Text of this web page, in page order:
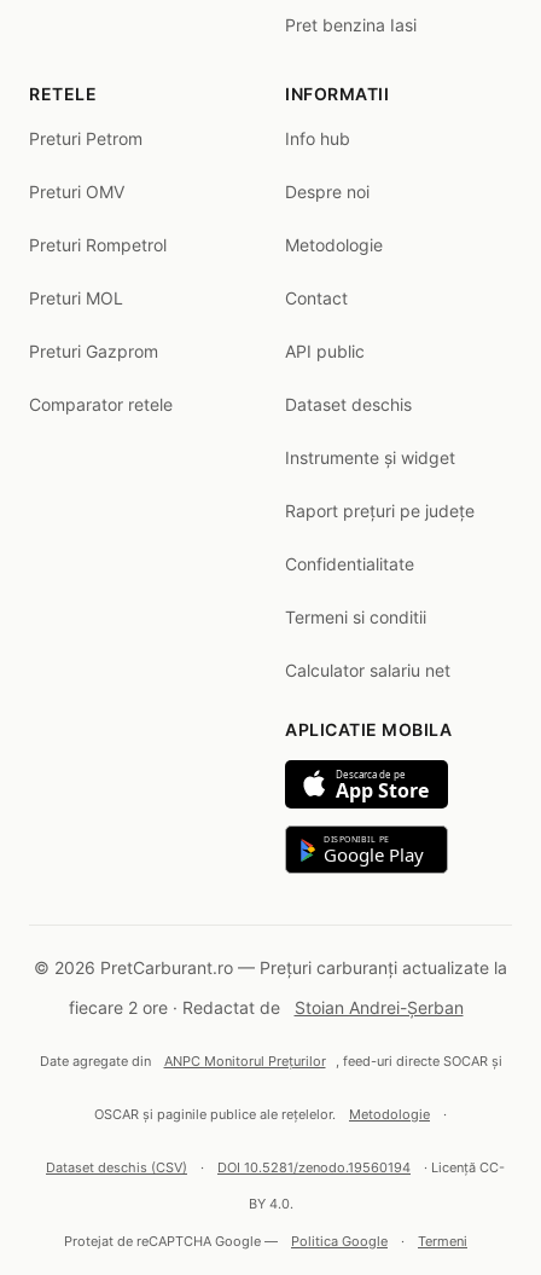
Pret benzina Iasi
RETELE
Preturi Petrom
Preturi OMV
Preturi Rompetrol
Preturi MOL
Preturi Gazprom
Comparator retele
INFORMATII
Info hub
Despre noi
Metodologie
Contact
API public
Dataset deschis
Instrumente și widget
Raport prețuri pe județe
Confidentialitate
Termeni si conditii
Calculator salariu net
APLICATIE MOBILA
Descarca de pe
App Store
DISPONIBIL PE
Google Play
© 2026 PretCarburant.ro — Prețuri carburanți actualizate la
fiecare 2 ore · Redactat de
Stoian Andrei-Șerban
Date agregate din ANPC Monitorul Prețurilor , feed-uri directe SOCAR și
OSCAR și paginile publice ale rețelelor. Metodologie ·
Dataset deschis (CSV) · DOI 10.5281/zenodo.19560194 · Licență CC-
BY 4.0.
Protejat de reCAPTCHA Google — Politica Google · Termeni